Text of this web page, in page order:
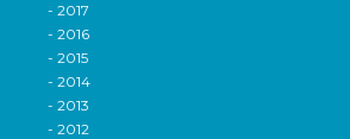
- 2017
- 2016
- 2015
- 2014
- 2013
- 2012